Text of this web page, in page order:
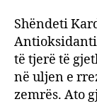
Shëndeti
të tjerë të
në uljen e
zemrës. Ato